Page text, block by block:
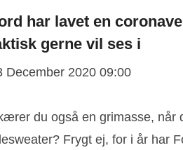
har lavet en
gerne vil ses i
December 2020 09:00
du også en grimasse, når
Frygt ej, for i år har